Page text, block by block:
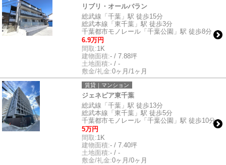
リブリ・オールバラン
総武線「千葉」駅 徒歩15分
総武本線「東千葉」駅 徒歩3分
千葉都市モノレール「千葉公園」駅 徒歩8分
6.9万円
間取:1K
建物面積:- / 7.88坪
土地面積:- / -
敷金/礼金:0ヶ月/1ヶ月
賃貸｜マンション
ジェネピア東千葉
総武線「千葉」駅 徒歩13分
総武本線「東千葉」駅 徒歩5分
千葉都市モノレール「千葉公園」駅 徒歩10分
5万円
間取:1K
建物面積:- / 7.40坪
土地面積:- / -
敷金/礼金:0ヶ月/0ヶ月